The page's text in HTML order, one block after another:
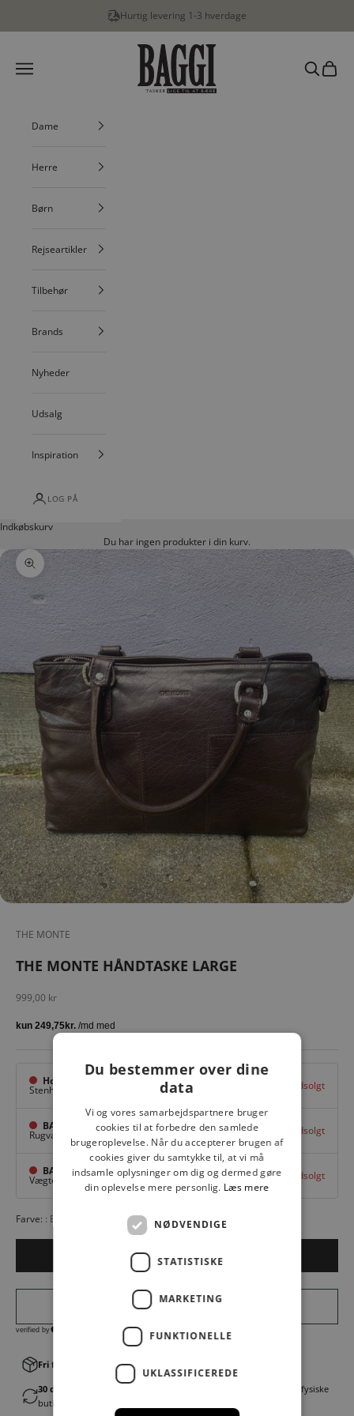
Hurtig levering 1-3 hverdage
BAGGI
Menu
Søg
Dame
Herre
Børn
Rejseartikler
Tilbehør
Brands
Nyheder
Udsalg
Inspiration
LOG PÅ
Indkøbskurv
Du har ingen produkter i din kurv.
Zoom
THE MONTE
THE MONTE HÅNDTASKE LARGE
Salgspris
999,00 kr
Hovedlager
Stenhuggervej 10, Udsolgt
BAGGI Tarup Center
Rugvang 36, Odense NV Udsolgt
BAGGI Nyborg
Vægtergade 1, Nyborg Udsolgt
Farve: BROWN
Udsolgt
Fri fragt v. køb over 499,00 kr.
30 dages fortrydelsesret
│Byt eller returner gratis i en af vores fysiske
butikker
Du bestemmer over dine
data
Vi og vores samarbejdspartnere bruger
cookies til at forbedre den samlede
brugeroplevelse. Når du accepterer brugen af
cookies giver du samtykke til, at vi må
indsamle oplysninger om dig og dermed gøre
din oplevelse mere personlig. Læs mere
NØDVENDIGE
STATISTISKE
MARKETING
FUNKTIONELLE
UKLASSIFICEREDE